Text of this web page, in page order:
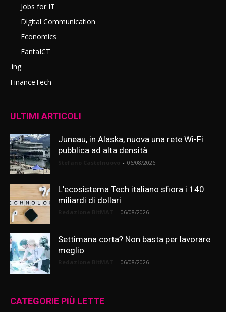
Jobs for IT
Digital Communication
Economics
FantaICT
.ing
FinanceTech
ULTIMI ARTICOLI
Juneau, in Alaska, nuova una rete Wi-Fi
pubblica ad alta densità
- 06/08/2026
L’ecosistema Tech italiano sfiora i 140
miliardi di dollari
- 06/08/2026
Settimana corta? Non basta per lavorare
meglio
- 06/08/2026
CATEGORIE PIÙ LETTE